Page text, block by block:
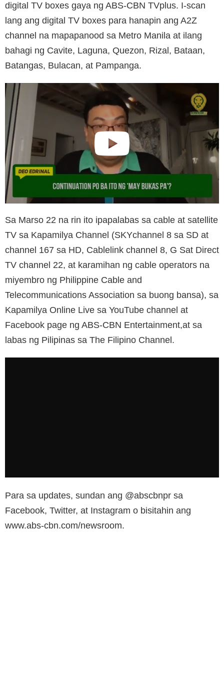
digital TV boxes gaya ng ABS-CBN TVplus. I-scan
lang ang digital TV boxes para hanapin ang A2Z
channel na mapapanood sa Metro Manila at ilang
bahagi ng Cavite, Laguna, Quezon, Rizal, Bataan,
Batangas, Bulacan, at Pampanga.
Sa Marso 22 na rin ito ipapalabas sa cable at satellite
TV sa Kapamilya Channel (SKYchannel 8 sa SD at
channel 167 sa HD, Cablelink channel 8, G Sat Direct
TV channel 22, at karamihan ng cable operators na
miyembro ng Philippine Cable and
Telecommunications Association sa buong bansa), sa
Kapamilya Online Live sa YouTube channel at
Facebook page ng ABS-CBN Entertainment,at sa
labas ng Pilipinas sa The Filipino Channel.
Para sa updates, sundan ang @abscbnpr sa
Facebook, Twitter, at Instagram o bisitahin ang
www.abs-cbn.com/newsroom.